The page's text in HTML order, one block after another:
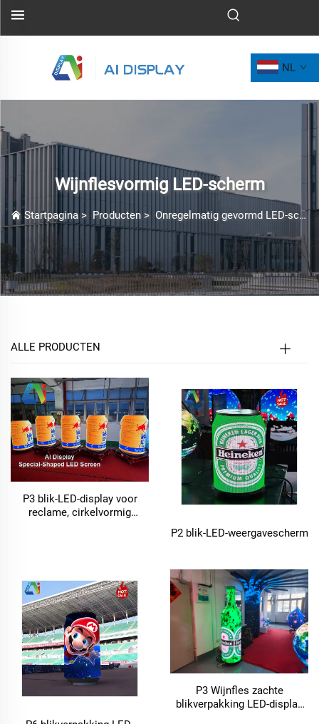
NL
Wijnflesvormig LED-scherm
Startpagina> Producten > Onregelmatig gevormd LED-scherm
ALLE PRODUCTEN
P3 blik-LED-display voor
reclame, cirkelvormig
P2 blik-LED-weergavescherm
P3 Wijnfles zachte
blikverpakking LED-display